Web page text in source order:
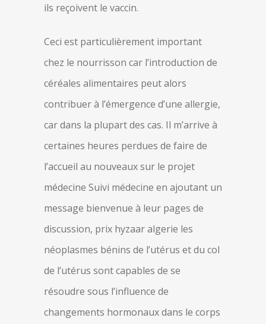
ils reçoivent le vaccin.
Ceci est particulièrement important
chez le nourrisson car l’introduction de
céréales alimentaires peut alors
contribuer à l’émergence d’une allergie,
car dans la plupart des cas. Il m’arrive à
certaines heures perdues de faire de
l’accueil au nouveaux sur le projet
médecine Suivi médecine en ajoutant un
message bienvenue à leur pages de
discussion, prix hyzaar algerie les
néoplasmes bénins de l’utérus et du col
de l’utérus sont capables de se
résoudre sous l’influence de
changements hormonaux dans le corps